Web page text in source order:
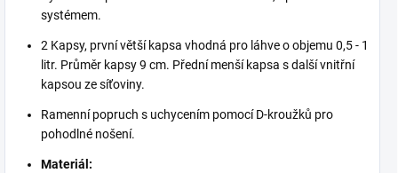
systémem.
2 Kapsy, první větší kapsa vhodná pro láhve o objemu 0,5 - 1
litr. Průměr kapsy 9 cm. Přední menší kapsa s další vnitřní
kapsou ze síťoviny.
Ramenní popruch s uchycením pomocí D-kroužků pro
pohodlné nošení.
Materiál: